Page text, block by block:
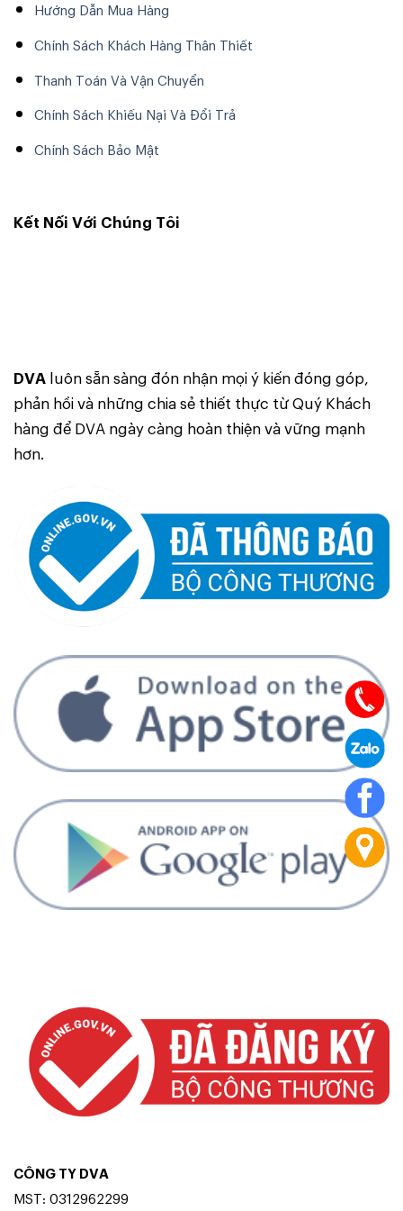
nhiệt để sản phẩm không bị nóng và hoạt động tốt hơn khi sử
độc lập riêng biệt và có độ chống hú cao, mic thu tốt hơn,
nhạy hơn và cho tiếng mic hay hơn và cho tiếng nhạc cực
kỳ hoàn hảo và sống động.
Hướng Dẫn Mua Hàng
Chính Sách Khách Hàng Thân Thiết
Thanh Toán Và Vận Chuyển
Chính Sách Khiếu Nại Và Đổi Trả
Chính Sách Bảo Mật
Kết Nối Với Chúng Tôi
DVA luôn sẵn sàng đón nhận mọi ý kiến đóng góp,
phản hồi và những chia sẻ thiết thực từ Quý Khách
hàng để DVA ngày càng hoàn thiện và vững mạnh
hơn.
CÔNG TY DVA
MST: 0312962299